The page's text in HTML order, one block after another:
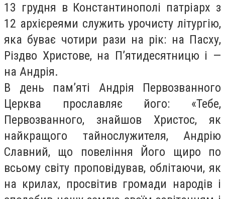
13 грудня в Константинополі патріарх з
12 архієреями служить урочисту літургію,
яка буває чотири рази на рік: на Пасху,
Різдво Христове, на П’ятидесятницю і —
на Андрія.
В день пам’яті Андрія Первозванного
Церква прославляє його: «Тебе,
Первозванного, знайшов Христос, як
найкращого тайнослужителя, Андрію
Славний, що повеління Його щиро по
всьому світу проповідував, облітаючи, як
на крилах, просвітив громади народів і